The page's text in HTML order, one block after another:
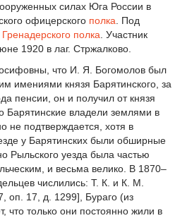
силах Юга России в
офицерского полка. Под
полка. Участник
1920 в лаг. Стржалково.
что И. Я. Богомолов был
имениями князя Барятинского, за
пенсии, он и получил от князя
Барятинские владели землями в
не подтверждается, хотя в
у Барятинских были обширные
Рыльского уезда была частью
и весьма велико. В 1870–
числились: Т. К. и К. М.
оп. 17, д. 1299], Бураго (из
что только они постоянно жили в